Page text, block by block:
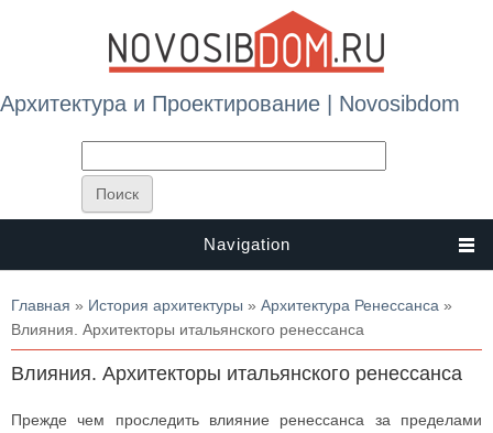
Архитектура и Проектирование | Novosibdom
Navigation
Вы здесь
Главная » История архитектуры » Архитектура Ренессанса »
Влияния. Архитекторы итальянского ренессанса
Влияния. Архитекторы итальянского ренессанса
Прежде чем проследить влияние ренессанса за пределами